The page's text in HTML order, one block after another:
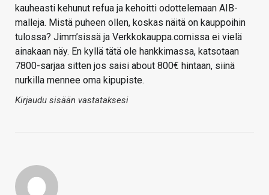
kauheasti kehunut refua ja kehoitti odottelemaan AIB-
malleja. Mistä puheen ollen, koskas näitä on kauppoihin
tulossa? Jimm’sissä ja Verkkokauppa.comissa ei vielä
ainakaan näy. En kyllä tätä ole hankkimassa, katsotaan
7800-sarjaa sitten jos saisi about 800€ hintaan, siinä
nurkilla mennee oma kipupiste.
Kirjaudu sisään vastataksesi